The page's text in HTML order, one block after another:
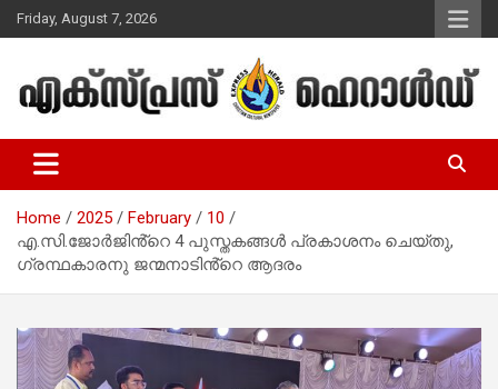
Skip
to
Friday, August 7, 2026
Express Herald – Malayalam
Christian News
Home 2025 February
10
എ.സി.ജോർജിൻ്റെ 4 പുസ്തകങ്ങൾ പ്രകാശനം ചെയ്തു,
ഗ്രന്ഥകാരനു ജന്മനാടിൻ്റെ ആദരം